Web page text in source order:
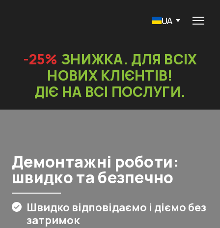
UA
-25% ЗНИЖКА. ДЛЯ ВСІХ
НОВИХ КЛІЄНТІВ!
ДІЄ НА ВСІ ПОСЛУГИ.
Демонтажні роботи:
швидко та безпечно
Швидко відповідаємо і діємо без
затримок